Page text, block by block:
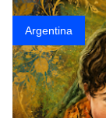
Argentina